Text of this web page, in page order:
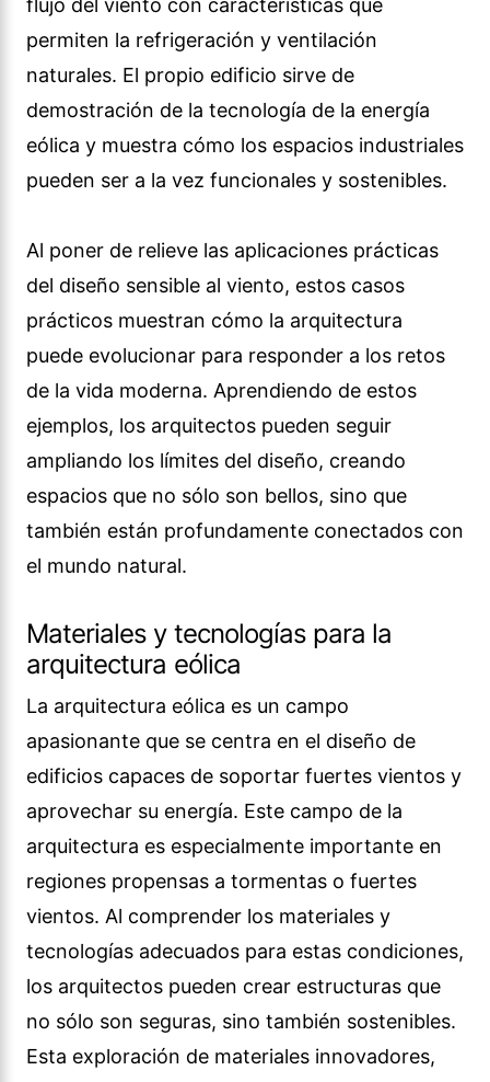
flujo del viento con características que
permiten la refrigeración y ventilación
naturales. El propio edificio sirve de
demostración de la tecnología de la energía
eólica y muestra cómo los espacios industriales
pueden ser a la vez funcionales y sostenibles.
Al poner de relieve las aplicaciones prácticas
del diseño sensible al viento, estos casos
prácticos muestran cómo la arquitectura
puede evolucionar para responder a los retos
de la vida moderna. Aprendiendo de estos
ejemplos, los arquitectos pueden seguir
ampliando los límites del diseño, creando
espacios que no sólo son bellos, sino que
también están profundamente conectados con
el mundo natural.
Materiales y tecnologías para la
arquitectura eólica
La arquitectura eólica es un campo
apasionante que se centra en el diseño de
edificios capaces de soportar fuertes vientos y
aprovechar su energía. Este campo de la
arquitectura es especialmente importante en
regiones propensas a tormentas o fuertes
vientos. Al comprender los materiales y
tecnologías adecuados para estas condiciones,
los arquitectos pueden crear estructuras que
no sólo son seguras, sino también sostenibles.
Esta exploración de materiales innovadores,